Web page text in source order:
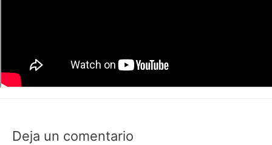
Deja un comentario